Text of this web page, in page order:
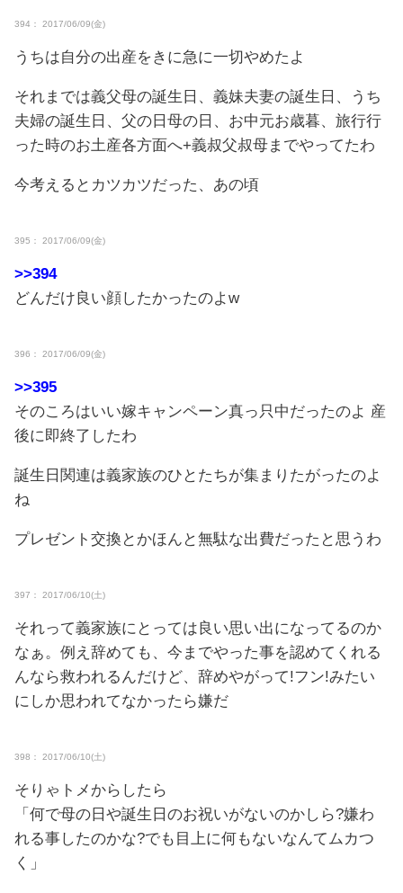
394： 2017/06/09(金)
うちは自分の出産をきに急に一切やめたよ
それまでは義父母の誕生日、義妹夫妻の誕生日、うち
夫婦の誕生日、父の日母の日、お中元お歳暮、旅行行
った時のお土産各方面へ+義叔父叔母までやってたわ
今考えるとカツカツだった、あの頃
395： 2017/06/09(金)
>>394
どんだけ良い顔したかったのよw
396： 2017/06/09(金)
>>395
そのころはいい嫁キャンペーン真っ只中だったのよ 産
後に即終了したわ
誕生日関連は義家族のひとたちが集まりたがったのよ
ね
プレゼント交換とかほんと無駄な出費だったと思うわ
397： 2017/06/10(土)
それって義家族にとっては良い思い出になってるのか
なぁ。例え辞めても、今までやった事を認めてくれる
んなら救われるんだけど、辞めやがって!フン!みたい
にしか思われてなかったら嫌だ
398： 2017/06/10(土)
そりゃトメからしたら
「何で母の日や誕生日のお祝いがないのかしら?嫌わ
れる事したのかな?でも目上に何もないなんてムカつ
く」